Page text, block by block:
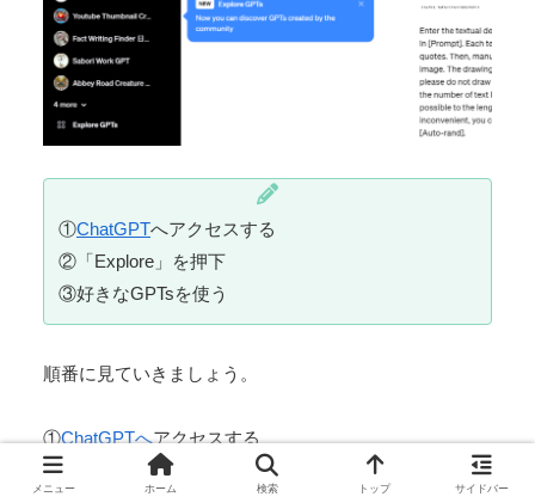
①ChatGPTへアクセスする
②「Explore」を押下
③好きなGPTsを使う
順番に見ていきましょう。
①ChatGPTへアクセスする
メニュー ホーム 検索 トップ サイドバー